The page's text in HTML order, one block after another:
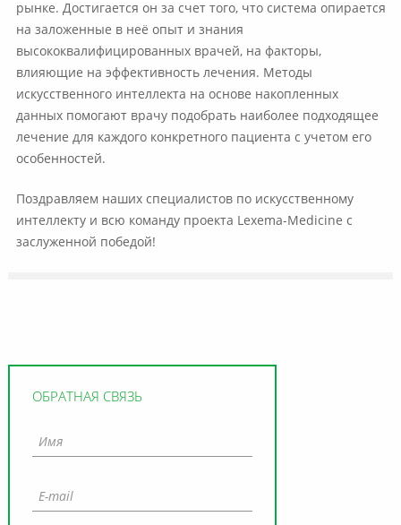
ОБРАТНАЯ СВЯЗЬ
рынке. Достигается он за счет того, что система опирается
на заложенные в неё опыт и знания
высококвалифицированных врачей, на факторы,
влияющие на эффективность лечения. Методы
искусственного интеллекта на основе накопленных
данных помогают врачу подобрать наиболее подходящее
лечение для каждого конкретного пациента с учетом его
особенностей.
Поздравляем наших специалистов по искусственному
интеллекту и всю команду проекта Lexema-Medicine с
заслуженной победой!